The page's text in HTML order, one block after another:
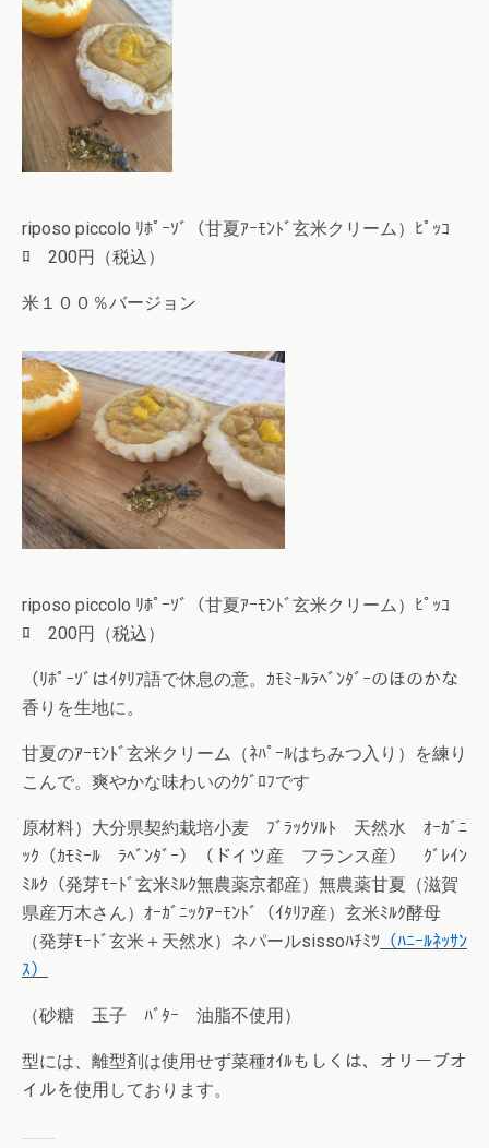
riposo piccolo ﾘﾎﾟｰｿﾞ（甘夏ｱｰﾓﾝﾄﾞ玄米クリーム）ﾋﾟｯｺ
ﾛ 200円（税込）
米１００％バージョン
riposo piccolo ﾘﾎﾟｰｿﾞ（甘夏ｱｰﾓﾝﾄﾞ玄米クリーム）ﾋﾟｯｺ
ﾛ 200円（税込）
（ﾘﾎﾟｰｿﾞはｲﾀﾘｱ語で休息の意。ｶﾓﾐｰﾙﾗﾍﾞﾝﾀﾞｰのほのかな
香りを生地に。
甘夏のｱｰﾓﾝﾄﾞ玄米クリーム（ﾈﾊﾟｰﾙはちみつ入り）を練り
こんで。爽やかな味わいのｸｸﾞﾛﾌです
原材料）大分県契約栽培小麦 ﾌﾞﾗｯｸｿﾙﾄ 天然水 ｵｰｶﾞﾆ
ｯｸ（ｶﾓﾐｰﾙ ﾗﾍﾞﾝﾀﾞｰ）（ドイツ産 フランス産） ｸﾞﾚｲﾝ
ﾐﾙｸ（発芽ﾓｰﾄﾞ玄米ﾐﾙｸ無農薬京都産）無農薬甘夏（滋賀
県産万木さん）ｵｰｶﾞﾆｯｸｱｰﾓﾝﾄﾞ（ｲﾀﾘｱ産）玄米ﾐﾙｸ酵母
（発芽ﾓｰﾄﾞ玄米＋天然水）ネパールsissoﾊﾁﾐﾂ （ﾊﾆｰﾙﾈｯｻﾝ
ｽ）
（砂糖 玉子 ﾊﾞﾀｰ 油脂不使用）
型には、離型剤は使用せず菜種ｵｲﾙもしくは、オリーブオ
イルを使用しております。